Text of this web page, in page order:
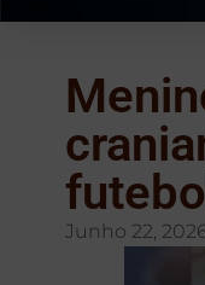
Junho 22,